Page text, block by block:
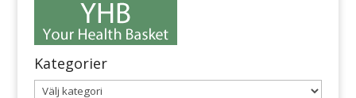
Kategorier
Kategorier